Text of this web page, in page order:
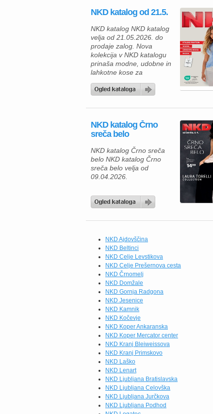
NKD katalog od 21.5.
NKD katalog NKD katalog
velja od 21.05.2026. do
prodaje zalog. Nova
kolekcija v NKD katalogu
prinaša modne, udobne in
lahkotne kose za
ki so kot nalašč za
Katalog navdušuje z
modernimi kroji in
prijetnimi barvami,
izpolnjujejo standard
OEKO-TEX Standard 100,
kar pomeni, da […]
NKD katalog Črno
sreča belo
NKD katalog Črno sreča
belo NKD katalog Črno
sreča belo velja od
09.04.2026.
NKD Ajdovščina
NKD Beltinci
NKD Celje Levstikova
NKD Celje Prešernova cesta
NKD Črnomelj
NKD Domžale
NKD Gornja Radgona
NKD Jesenice
NKD Kamnik
NKD Kočevje
NKD Koper Ankaranska
NKD Koper Mercator center
NKD Kranj Bleiweissova
NKD Kranj Primskovo
NKD Laško
NKD Lenart
NKD Ljubljana Bratislavska
NKD Ljubljana Celovška
NKD Ljubljana Jurčkova
NKD Ljubljana Podhod